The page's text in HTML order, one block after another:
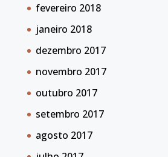
fevereiro 2018
janeiro 2018
dezembro 2017
novembro 2017
outubro 2017
setembro 2017
agosto 2017